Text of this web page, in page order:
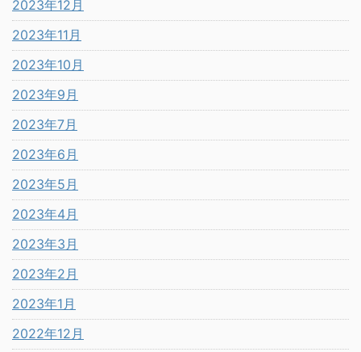
2023年12月
2023年11月
2023年10月
2023年9月
2023年7月
2023年6月
2023年5月
2023年4月
2023年3月
2023年2月
2023年1月
2022年12月